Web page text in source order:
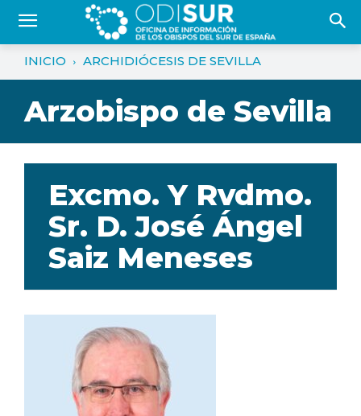
INICIO ARCHIDIÓCESIS DE SEVILLA
Arzobispo de Sevilla
Excmo. Y Rvdmo.
Sr. D. José Ángel
Saiz Meneses